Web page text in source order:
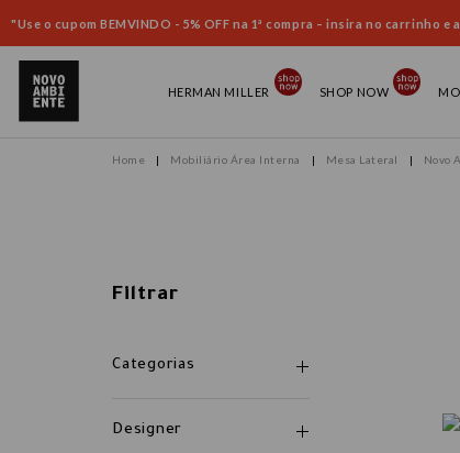
"Use o cupom BEMVINDO - 5% OFF na 1ª compra – insira no carrinho e
HERMAN MILLER SHOP NOW
Mobiliário Área Interna Mesa Lateral Novo
Filtrar
Categorias
Designer